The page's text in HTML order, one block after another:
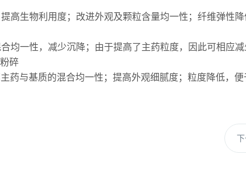
高生物利用度；改进外观及颗粒含量均一性；纤维弹性
均一性，减少沉降；由于提高了主药粒度，因此可相应
碎
药与基质的混合均一性；提高外观细腻度；粒度降低，便
下